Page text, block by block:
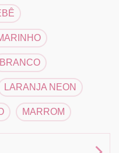
BRANCO
LARANJA NEON
MARROM